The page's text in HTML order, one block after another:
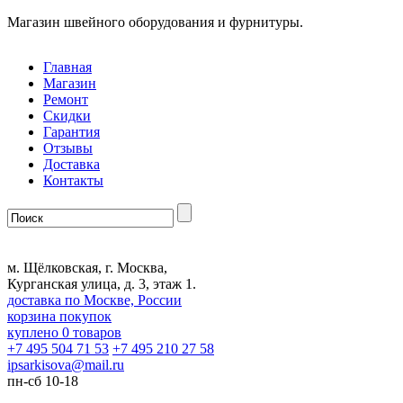
Магазин швейного оборудования и фурнитуры.
Главная
Магазин
Ремонт
Скидки
Гарантия
Отзывы
Доставка
Контакты
м. Щёлковская, г. Москва,
Курганская улица, д. 3, этаж 1.
доставка по Москве, России
корзина покупок
куплено 0 товаров
+7 495 504 71 53 +7 495 210 27 58
ipsarkisova@mail.ru
пн-сб 10-18